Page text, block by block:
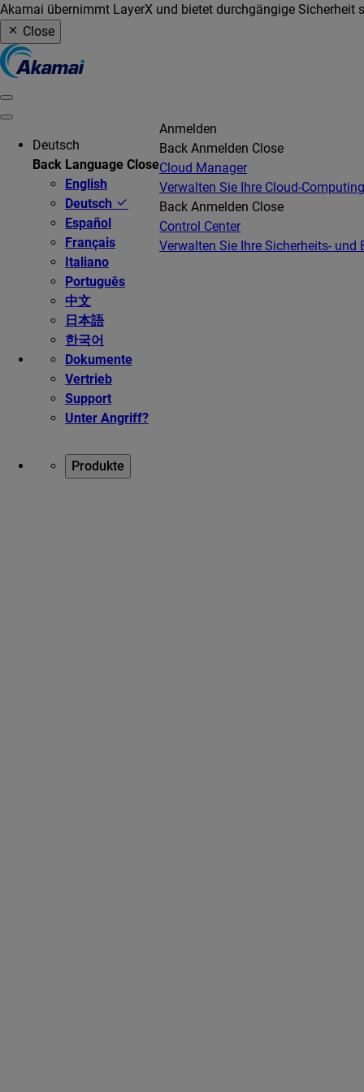
Akamai übernimmt LayerX und bietet durchgängige Sicherheit
Close
Deutsch
Back Language Close
English
Deutsch
Español
Français
Italiano
Português
中文
日本語
한국어
Dokumente
Vertrieb
Support
Unter Angriff?
Anmelden
Back Anmelden Close
Cloud Manager
Verwalten Sie Ihre Cloud-
Back Anmelden Close
Control Center
Verwalten Sie Ihre Sicherheits- und
Produkte